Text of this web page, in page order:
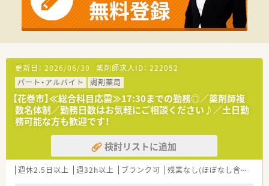
更新日： 2026/06/30 薬剤師求人ID： 222052
パート・アルバイト
調剤薬局
【花巻市】≪総合科目応需≫17:30までの勤務◎／薬剤師複
数名体制／勤務日数はお気軽にご相談ください♪／土日勤
務可能な方も歓迎です！
検討リストに追加
週休2.5日以上 週32h以上 ブランク可 残業なし(ほぼなし含む)